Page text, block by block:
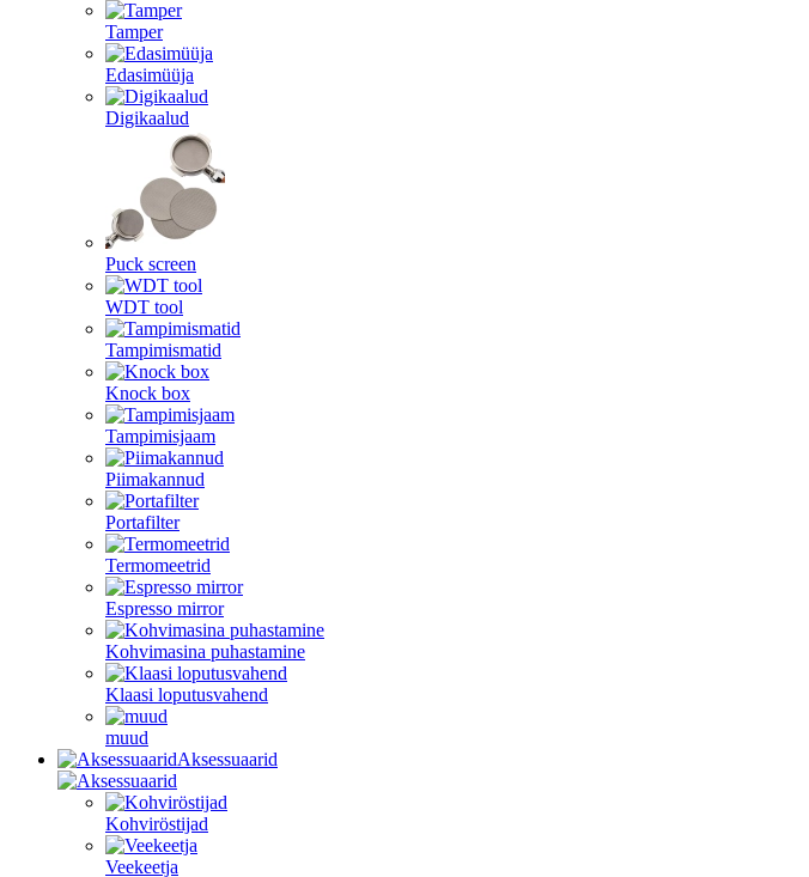
Tamper
Edasimüüja
Digikaalud
Puck screen
WDT tool
Tampimismatid
Knock box
Tampimisjaam
Piimakannud
Portafilter
Termomeetrid
Espresso mirror
Kohvimasina puhastamine
Klaasi loputusvahend
muud
Aksessuaarid
Kohviröstijad
Veekeetja